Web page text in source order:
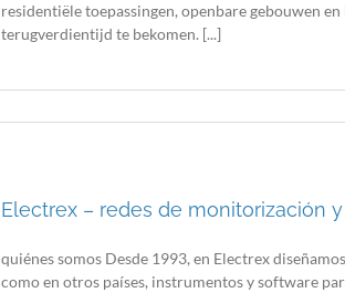
residentiële toepassingen, openbare gebouwen
terugverdientijd te bekomen. [...]
Electrex – redes de monitorización
quiénes somos Desde 1993, en Electrex
como en otros países, instrumentos y software